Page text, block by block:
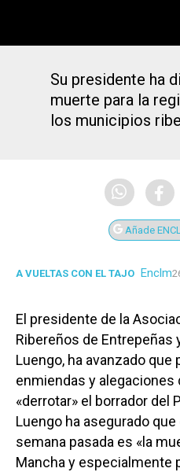
Su presidente ha
muerte para la
los municipios
Añade
A VUELTAS CON EL TAJO Enclm
El presidente de la
Ribereños de Entrepeñas
Luengo, ha avanzado
enmiendas y alegaciones
«derrotar» el borrador del
Luengo ha asegurado
semana pasada es «la
Mancha y especialmente